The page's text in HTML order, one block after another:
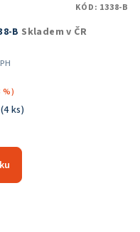
B Skladem v ČR
%)
(4 ks)
KÓD: 1338-B